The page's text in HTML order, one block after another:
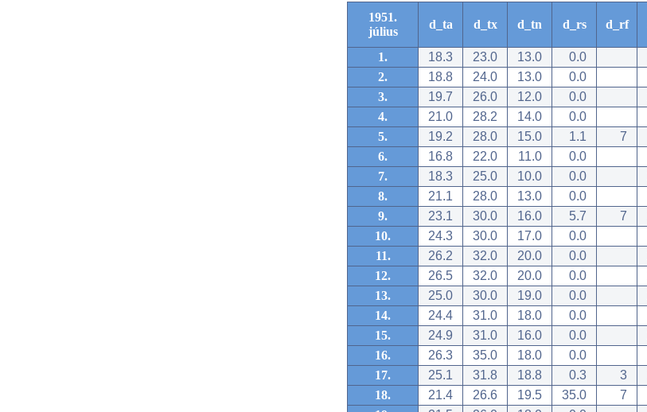
1951.
július
d_ta d_tx d_tn d_rs d_rf
1. 18.3 23.0 13.0 0.0
2.
18.8 24.0 13.0 0.0
3.
19.7 26.0 12.0 0.0
4.
21.0 28.2 14.0 0.0
5.
19.2 28.0 15.0 1.1 7
6.
16.8 22.0 11.0 0.0
7.
18.3 25.0 10.0 0.0
8.
21.1 28.0 13.0 0.0
9.
23.1 30.0 16.0 5.7 7
10.
24.3 30.0 17.0 0.0
11.
26.2 32.0 20.0 0.0
12.
26.5 32.0 20.0 0.0
13.
25.0 30.0 19.0 0.0
14.
24.4 31.0 18.0 0.0
15.
24.9 31.0 16.0 0.0
16.
26.3 35.0 18.0 0.0
17.
25.1 31.8 18.8 0.3 3
18.
21.4 26.6 19.5 35.0 7